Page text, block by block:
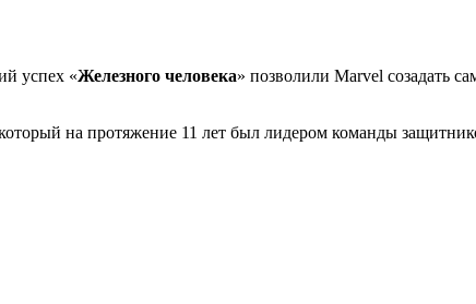
успех «Железного человека» позволили Marvel созадать
на протяжение 11 лет был лидером команды